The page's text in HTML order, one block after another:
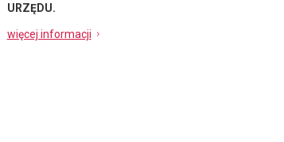
URZĘDU.
więcej informacji